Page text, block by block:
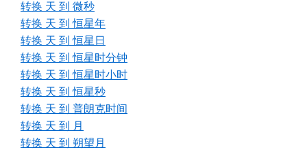
转换 天 到 微秒
转换 天 到 恒星年
转换 天 到 恒星日
转换 天 到 恒星时分钟
转换 天 到 恒星时小时
转换 天 到 恒星秒
转换 天 到 普朗克时间
转换 天 到 月
转换 天 到 朔望月